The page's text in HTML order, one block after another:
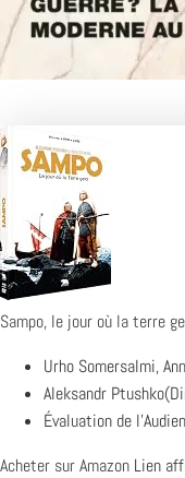
Sampo, le jour où la terre
Urho Somersalmi,
Aleksandr
Évaluation de
Acheter sur Amazon Lien